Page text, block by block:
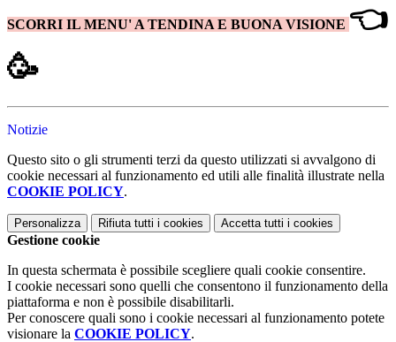
SCORRI IL MENU' A TENDINA E BUONA VISIONE 👈
🥳
Notizie
Questo sito o gli strumenti terzi da questo utilizzati si avvalgono di
cookie necessari al funzionamento ed utili alle finalità illustrate nella
COOKIE POLICY.
Personalizza Rifiuta tutti i cookies Accetta tutti i cookies
Gestione cookie
In questa schermata è possibile scegliere quali cookie consentire.
I cookie necessari sono quelli che consentono il funzionamento della
piattaforma e non è possibile disabilitarli.
Per conoscere quali sono i cookie necessari al funzionamento potete
visionare la COOKIE POLICY.